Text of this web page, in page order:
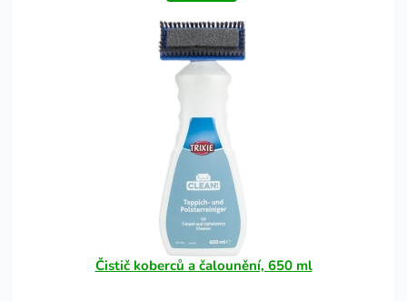
Čistič koberců a čalounění, 650 ml